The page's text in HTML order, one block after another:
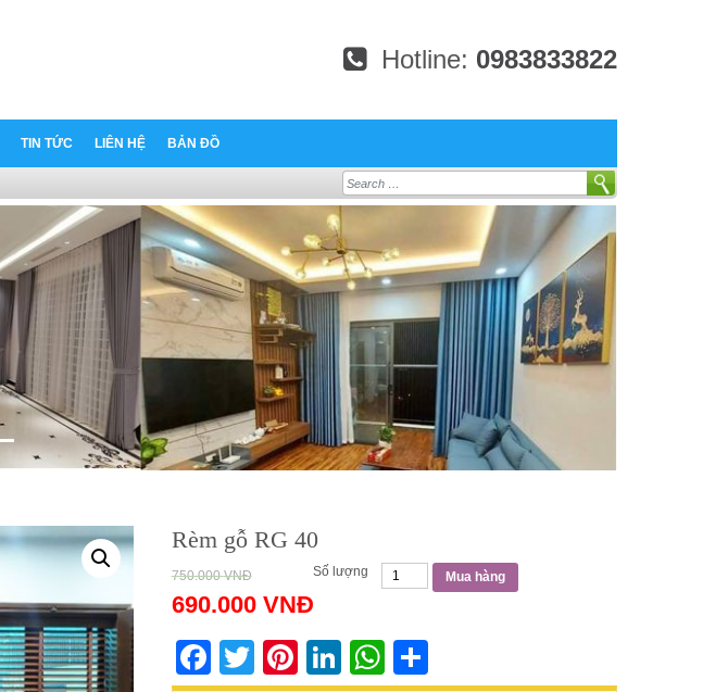
Hotline: 0983833822
TIN TỨC LIÊN HỆ BẢN ĐỒ
Search
Rèm gỗ RG 40
750.000VNĐ
690.000 VNĐ
Số lượng Mua hàng
Facebook
TwitterPinterest
LinkedIn
WhatsApp